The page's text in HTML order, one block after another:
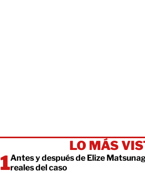
LO MÁS
Antes y después de Elize
reales del caso